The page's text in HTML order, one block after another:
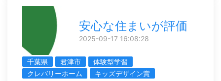
安心な住まいが評価
2025-09-17 16:08:28
千葉県 君津市
体験型学習
クレバリーホーム
キッズデザイン賞